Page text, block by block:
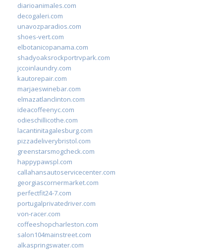
diarioanimales.com
decogaleri.com
unavozparadios.com
shoes-vert.com
elbotanicopanama.com
shadyoaksrockportrvpark.com
jccoinlaundry.com
kautorepair.com
marjaeswinebar.com
elmazatlanclinton.com
ideacoffeenyc.com
odieschillicothe.com
lacantinitagalesburg.com
pizzadeliverybristol.com
greenstarsmogcheck.com
happypawspl.com
callahansautoservicecenter.com
georgiascornermarket.com
perfectfit24-7.com
portugalprivatedriver.com
von-racer.com
coffeeshopcharleston.com
salon104mainstreet.com
alkaspringswater.com